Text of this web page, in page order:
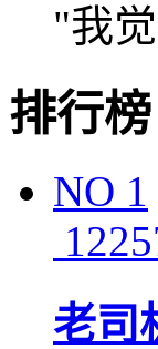
"我
排行榜
NO 1
老司